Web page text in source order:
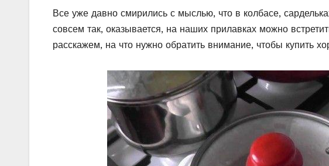
Все уже давно смирились с мыслью, что в колбасе,
совсем так, оказывается, на наших прилавках можно
расскажем, на что нужно обратить внимание, чтобы купить